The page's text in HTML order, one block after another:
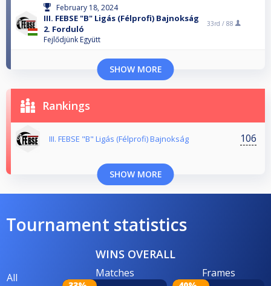
February 18, 2024
III. FEBSE "B" Ligás (Félprofi) Bajnokság
2. Forduló
Fejlődjünk Együtt
33rd / 88
SHOW MORE
Rankings
III. FEBSE "B" Ligás (Félprofi) Bajnokság 106
SHOW MORE
Tournament statistics
WINS OVERALL
All
Matches Frames